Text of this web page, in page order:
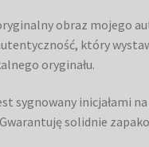
obraz mojego
który
oryginału.
sygnowany inicjałami
solidnie